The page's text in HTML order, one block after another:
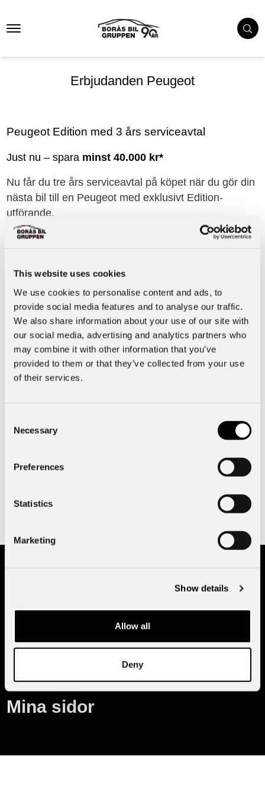
This website uses cookies
We use cookies to personalise content and ads, to
provide social media features and to analyse our traffic.
We also share information about your use of our site with
our social media, advertising and analytics partners who
may combine it with other information that you’ve
provided to them or that they’ve collected from your use
of their services.
Selection
Necessary
Preferences
Statistics
Marketing
Show details
Allow all
Deny
Erbjudanden Peugeot
Peugeot Edition med 3 års serviceavtal
Just nu – spara minst 40.000 kr*
Nu får du tre års serviceavtal på köpet när du gör din
nästa bil till en Peugeot med exklusivt Edition-
utförande.
Från 224 900kr
Kontakta säljare
Tillbaka till alla erbjudanden
*Spara minst 40.000 kr avser Edition-version jämfört med
ordinarie pris på 3 års serviceavtal. Erbjudandet gäller fram
Boka tid
Borås Bil
Aktuellt
Mina sidor